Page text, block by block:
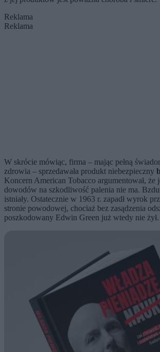
Reklama
Reklama
W skrócie mówiąc, firma – mając pełną
zdrowia – sprzedawała produkt niebezpieczny
Koncern American Tobacco argumentował, że
dowodów na szkodliwość palenia nie ma.
istniały. Ostatecznie w 1963 r. zapadł wyrok
stronie powodowej, chociaż bez zasądzenia
poszkodowany Edwin Green już wtedy nie żył.